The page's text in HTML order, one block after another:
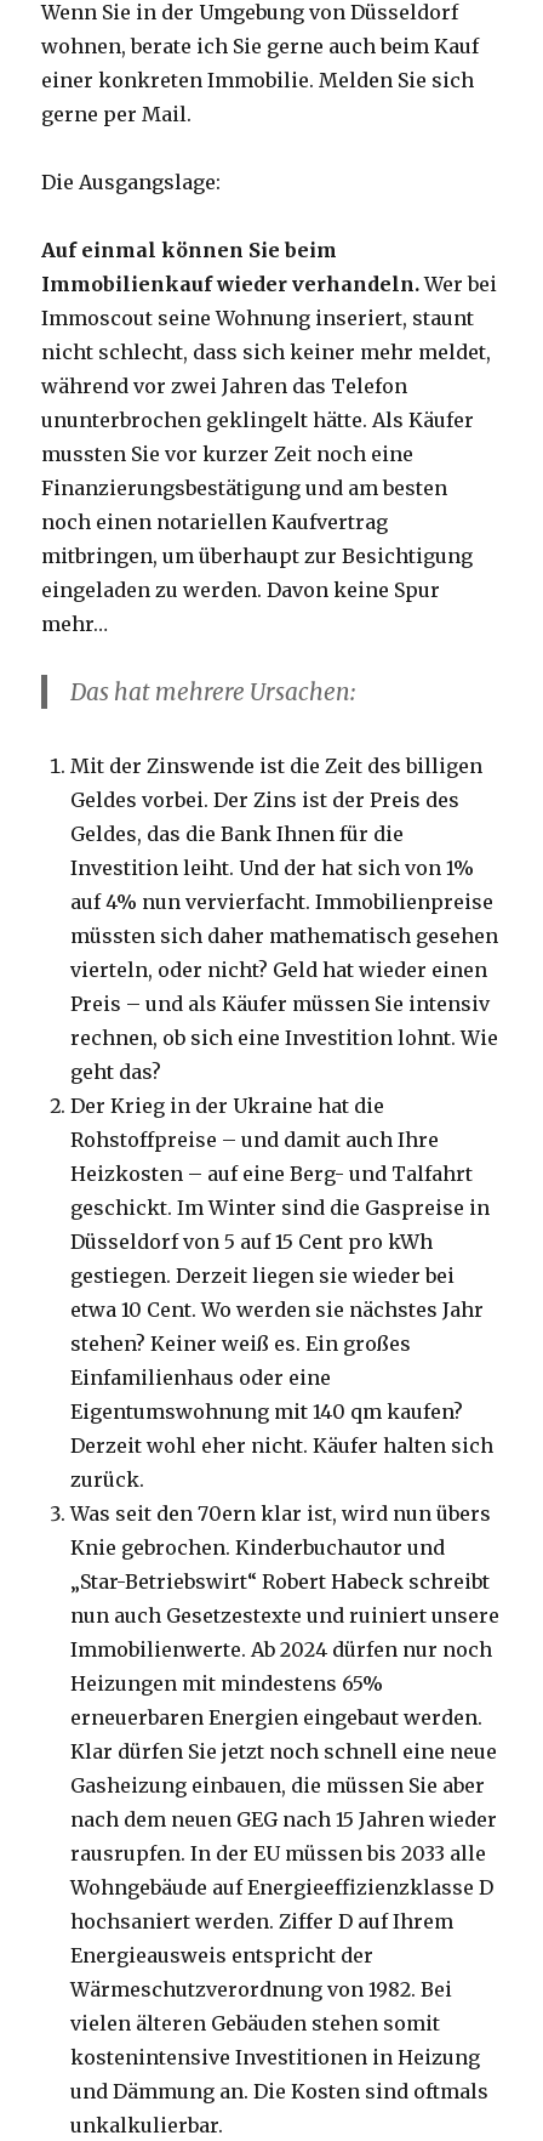
Wenn Sie in der Umgebung von Düsseldorf
wohnen, berate ich Sie gerne auch beim Kauf
einer konkreten Immobilie. Melden Sie sich
gerne per Mail.
Die Ausgangslage:
Auf einmal können Sie beim
Immobilienkauf wieder verhandeln.Wer bei
Immoscout seine Wohnung inseriert, staunt
nicht schlecht, dass sich keiner mehr meldet,
während vor zwei Jahren das Telefon
ununterbrochen geklingelt hätte. Als Käufer
mussten Sie vor kurzer Zeit noch eine
Finanzierungsbestätigung und am besten
noch einen notariellen Kaufvertrag
mitbringen, um überhaupt zur Besichtigung
eingeladen zu werden. Davon keine Spur
mehr…
Das hat mehrere Ursachen:
Mit der Zinswende ist die Zeit des billigen
Geldes vorbei. Der Zins ist der Preis des
Geldes, das die Bank Ihnen für die
Investition leiht. Und der hat sich von 1%
auf 4% nun vervierfacht. Immobilienpreise
müssten sich daher mathematisch gesehen
vierteln, oder nicht? Geld hat wieder einen
Preis – und als Käufer müssen Sie intensiv
rechnen, ob sich eine Investition lohnt. Wie
geht das?
Der Krieg in der Ukraine hat die
Rohstoffpreise – und damit auch Ihre
Heizkosten – auf eine Berg- und Talfahrt
geschickt. Im Winter sind die Gaspreise in
Düsseldorf von 5 auf 15 Cent pro kWh
gestiegen. Derzeit liegen sie wieder bei
etwa 10 Cent. Wo werden sie nächstes Jahr
stehen? Keiner weiß es. Ein großes
Einfamilienhaus oder eine
Eigentumswohnung mit 140 qm kaufen?
Derzeit wohl eher nicht. Käufer halten sich
zurück.
Was seit den 70ern klar ist, wird nun übers
Knie gebrochen. Kinderbuchautor und
„Star-Betriebswirt“ Robert Habeck schreibt
nun auch Gesetzestexte und ruiniert unsere
Immobilienwerte. Ab 2024 dürfen nur noch
Heizungen mit mindestens 65%
erneuerbaren Energien eingebaut werden.
Klar dürfen Sie jetzt noch schnell eine neue
Gasheizung einbauen, die müssen Sie aber
nach dem neuen GEG nach 15 Jahren wieder
rausrupfen. In der EU müssen bis 2033 alle
Wohngebäude auf Energieeffizienzklasse D
hochsaniert werden. Ziffer D auf Ihrem
Energieausweis entspricht der
Wärmeschutzverordnung von 1982. Bei
vielen älteren Gebäuden stehen somit
kostenintensive Investitionen in Heizung
und Dämmung an. Die Kosten sind oftmals
unkalkulierbar.